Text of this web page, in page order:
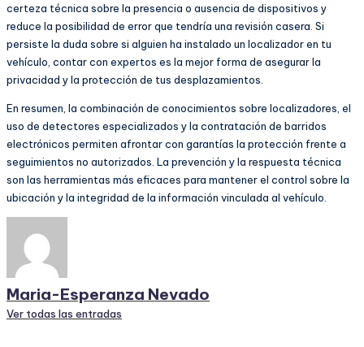
certeza técnica sobre la presencia o ausencia de dispositivos y
reduce la posibilidad de error que tendría una revisión casera. Si
persiste la duda sobre si alguien ha instalado un localizador en tu
vehículo, contar con expertos es la mejor forma de asegurar la
privacidad y la protección de tus desplazamientos.
En resumen, la combinación de conocimientos sobre localizadores, el
uso de detectores especializados y la contratación de barridos
electrónicos permiten afrontar con garantías la protección frente a
seguimientos no autorizados. La prevención y la respuesta técnica
son las herramientas más eficaces para mantener el control sobre la
ubicación y la integridad de la información vinculada al vehículo.
Maria-Esperanza Nevado
Ver todas las entradas